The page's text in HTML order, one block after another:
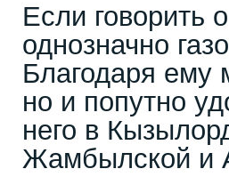
Если говорить
однозначно
Благодаря ему
но и попутно
него в
Жамбылской и